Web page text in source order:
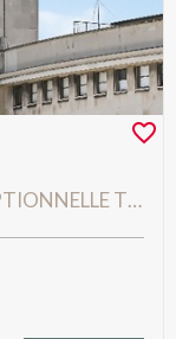
APPARTEMENT 210m2 VUE EXCEPTIONNELLE TROCADERO PRIX NOUS CONSULTER